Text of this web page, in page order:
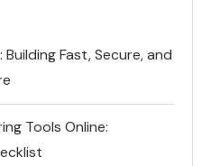
Fast, Secure, and
Tools Online: